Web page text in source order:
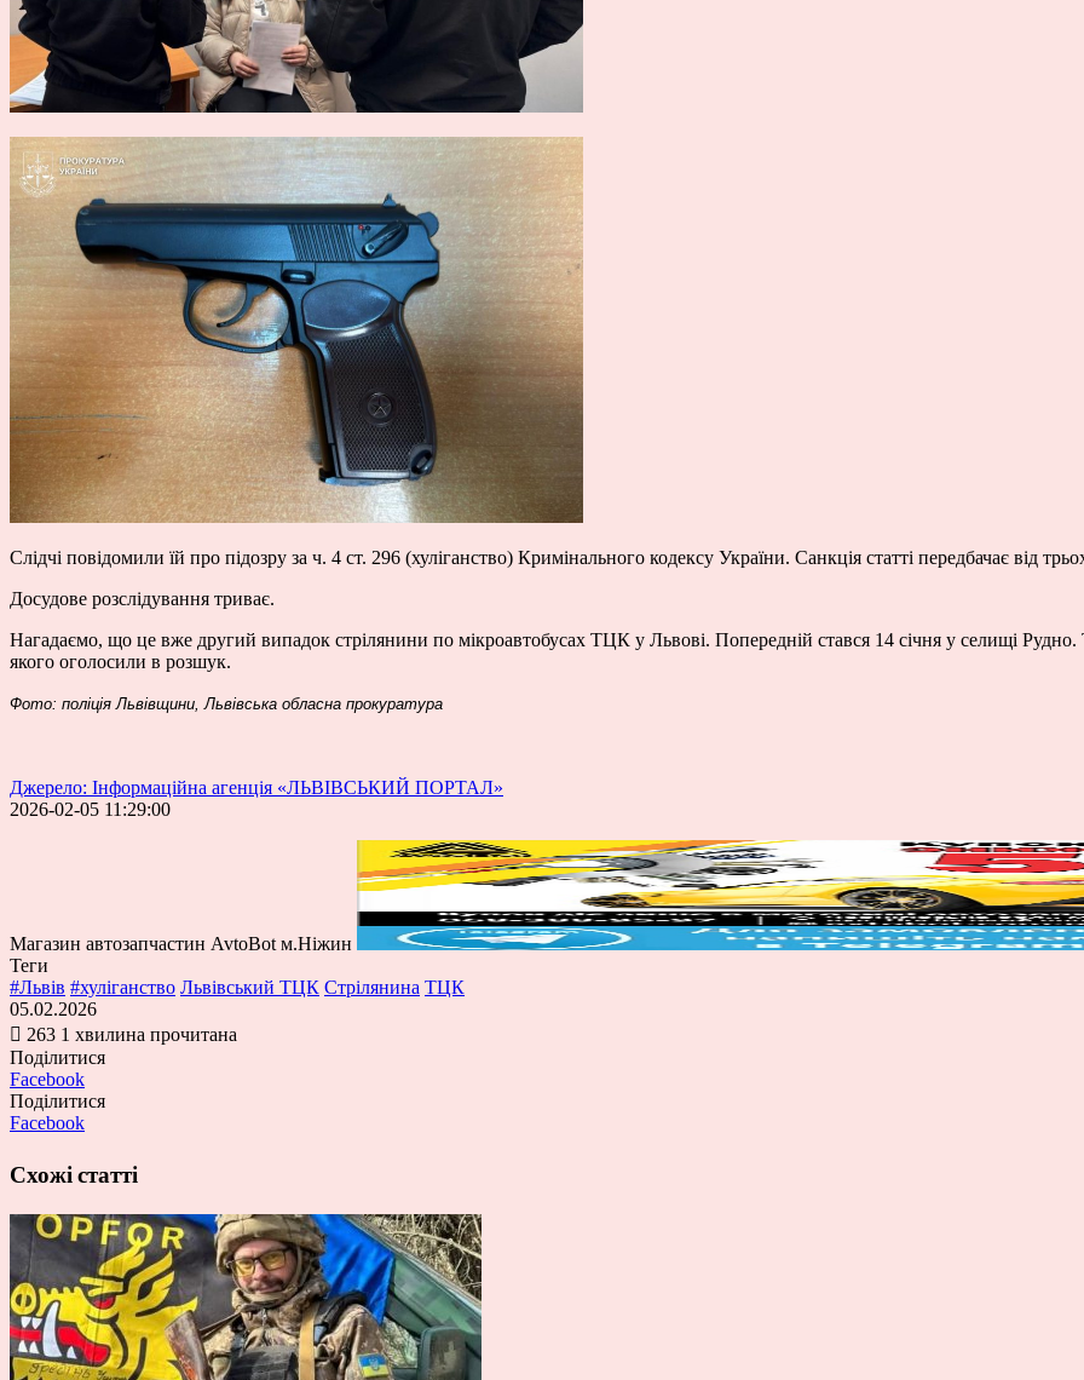
Слідчі повідомили їй про підозру за ч. 4 ст. 296 (хуліганство) Кримінального кодексу України. Санкція статті передбачає від
Досудове розслідування триває.
Нагадаємо, що це вже другий випадок стрілянини по мікроавтобусах ТЦК у Львові. Попередній стався 14 січня у селищі Рудно.
якого оголосили в розшук.
Фото: поліція Львівщини, Львівська обласна прокуратура
Джерело: Інформаційна агенція «ЛЬВІВСЬКИЙ ПОРТАЛ»
2026-02-05 11:29:00
Магазин автозапчастин AvtoBot м.Ніжин
Теги
#Львів #хуліганство Львівський ТЦК Стрілянина ТЦК
05.02.2026
263 1 хвилина прочитана
Поділитися
Facebook
Поділитися
Facebook
Схожі статті